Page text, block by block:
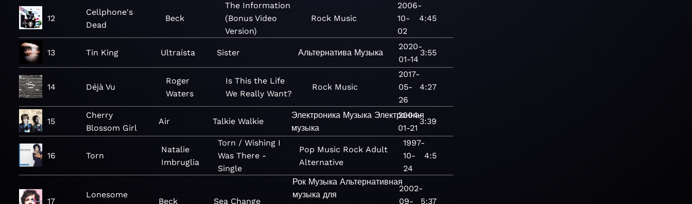
12
Cellphone's
Dead
Beck
The Information
(Bonus Video
Version)
Rock Music
2006-
10-
02
4:45
13 Tin King Ultraísta Sister Альтернатива Музыка
2020-
01-14
3:55
14 Déjà Vu
Roger
Waters
Is This the Life
We Really Want?
Rock Music
2017-
05-
26
4:27
15
Cherry
Blossom Girl
Air Talkie Walkie
Электроника Музыка Электронная
музыка
2004-
01-21
3:39
16 Torn
Natalie
Imbruglia
Torn / Wishing I
Was There -
Single
Pop Music Rock Adult
Alternative
1997-
10-
24
4:5
17
Lonesome
Beck Sea Change
Рок Музыка Альтернативная
музыка для
2002-
09-
5:37